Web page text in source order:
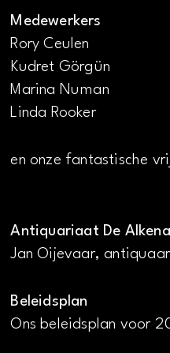
Medewerkers
Rory Ceulen
Kudret Görgün
Marina Numan
Linda Rooker
en onze fantastische
Antiquariaat De
Jan Oijevaar, antiquaar
Beleidsplan
Ons beleidsplan voor